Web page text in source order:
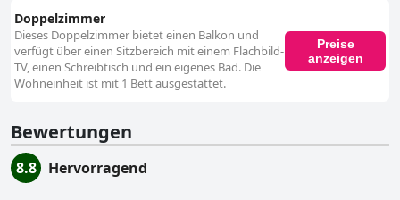
Doppelzimmer
Dieses Doppelzimmer bietet einen Balkon und
verfügt über einen Sitzbereich mit einem Flachbild-
TV, einen Schreibtisch und ein eigenes Bad. Die
Wohneinheit ist mit 1 Bett ausgestattet.
Preise
anzeigen
Bewertungen
8.8 Hervorragend